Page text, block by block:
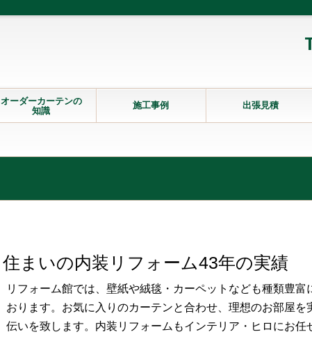
オーダーカーテンの
知識
施工事例 出張見積
住まいの内装リフォーム43年の実績
リフォーム館では、壁紙や絨毯・カーペットなども種類豊富
おります。お気に入りのカーテンと合わせ、理想のお部屋を
伝いを致します。内装リフォームもインテリア・ヒロにお任